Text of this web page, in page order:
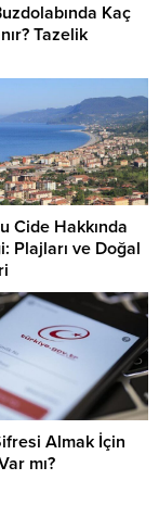
Kaç
Tazelik
Cide Hakkında
Plajları ve Doğal
Almak İçin
mı?